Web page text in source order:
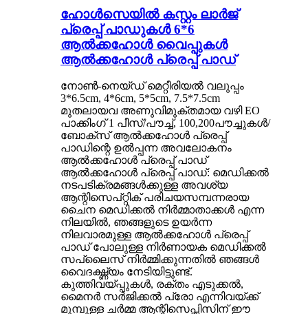
ഹോൾസെയിൽ കസ്റ്റം ലാർജ്
പ്രെപ്പ് പാഡുകൾ 6*6
ആൽക്കഹോൾ വൈപ്പുകൾ
ആൽക്കഹോൾ പ്രെപ്പ് പാഡ്
നോൺ-നെയ്‌ഡ് മെറ്റീരിയൽ വലുപ്പം
3*6.5cm, 4*6cm, 5*5cm, 7.5*7.5cm
മുതലായവ അണുവിമുക്തമായ വഴി EO
പാക്കിംഗ് 1 പീസ്/പൗച്ച്, 100,200പൗച്ചുകൾ/
ബോക്സ് ആൽക്കഹോൾ പ്രെപ്പ്
പാഡിന്റെ ഉൽപ്പന്ന അവലോകനം
ആൽക്കഹോൾ പ്രെപ്പ് പാഡ്
ആൽക്കഹോൾ പ്രെപ്പ് പാഡ്: മെഡിക്കൽ
നടപടിക്രമങ്ങൾക്കുള്ള അവശ്യ
ആന്റിസെപ്റ്റിക് പരിചയസമ്പന്നരായ
ചൈന മെഡിക്കൽ നിർമ്മാതാക്കൾ എന്ന
നിലയിൽ, ഞങ്ങളുടെ ഉയർന്ന
നിലവാരമുള്ള ആൽക്കഹോൾ പ്രെപ്പ്
പാഡ് പോലുള്ള നിർണായക മെഡിക്കൽ
സപ്ലൈസ് നിർമ്മിക്കുന്നതിൽ ഞങ്ങൾ
വൈദഗ്ദ്ധ്യം നേടിയിട്ടുണ്ട്.
കുത്തിവയ്പ്പുകൾ, രക്തം എടുക്കൽ,
മൈനർ സർജിക്കൽ പ്രോ എന്നിവയ്ക്ക്
മുമ്പുള്ള ചർമ്മ ആന്റിസെപ്സിസിന് ഈ